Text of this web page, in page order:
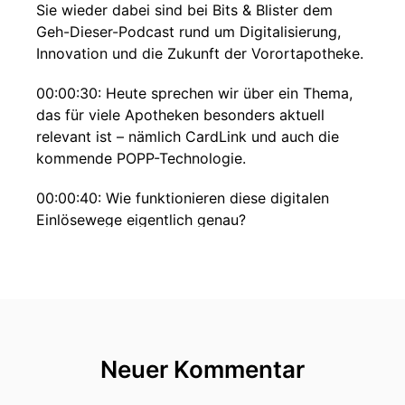
Sie wieder dabei sind bei Bits & Blister dem
Geh-Dieser-Podcast rund um Digitalisierung,
Innovation und die Zukunft der Vorortapotheke.
00:00:30: Heute sprechen wir über ein Thema,
das für viele Apotheken besonders aktuell
relevant ist – nämlich CardLink und auch die
kommende POPP-Technologie.
00:00:40: Wie funktionieren diese digitalen
Einlösewege eigentlich genau?
daraus für die Versorgung, die Patientenbindung
Neuer Kommentar